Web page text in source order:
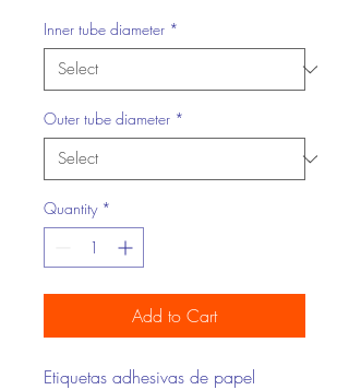
Inner tube diameter *
Outer tube diameter *
Quantity *
Add to Cart
Etiquetas adhesivas de papel